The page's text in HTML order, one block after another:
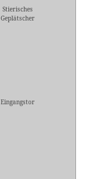
Stierisches
Geplätscher
Eingangstor